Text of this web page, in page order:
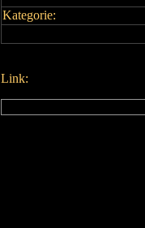
Kategorie:
Link: